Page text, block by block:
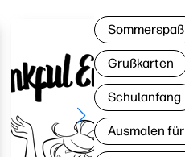
Sommerspaß
Grußkarten
Schulanfang
Ausmalen